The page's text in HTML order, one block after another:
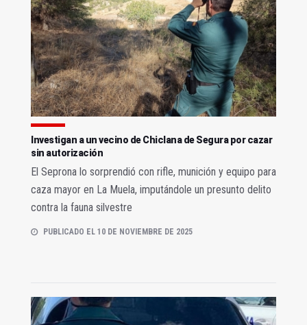
Investigan a un vecino de Chiclana de Segura por cazar
sin autorización
El Seprona lo sorprendió con rifle, munición y equipo para
caza mayor en La Muela, imputándole un presunto delito
contra la fauna silvestre
PUBLICADO EL 10 DE NOVIEMBRE DE 2025